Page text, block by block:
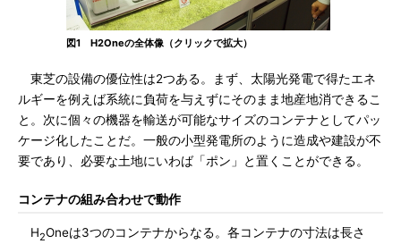
図1 H2Oneの全体像（クリックで拡大）
東芝の設備の優位性は2つある。まず、太陽光発電で得たエネ
ルギーを例えば系統に負荷を与えずにそのまま地産地消できるこ
と。次に個々の機器を輸送が可能なサイズのコンテナとしてパッ
ケージ化したことだ。一般の小型発電所のように造成や建設が不
要であり、必要な土地にいわば「ポン」と置くことができる。
コンテナの組み合わせで動作
H2Oneは3つのコンテナからなる。各コンテナの寸法は長さ